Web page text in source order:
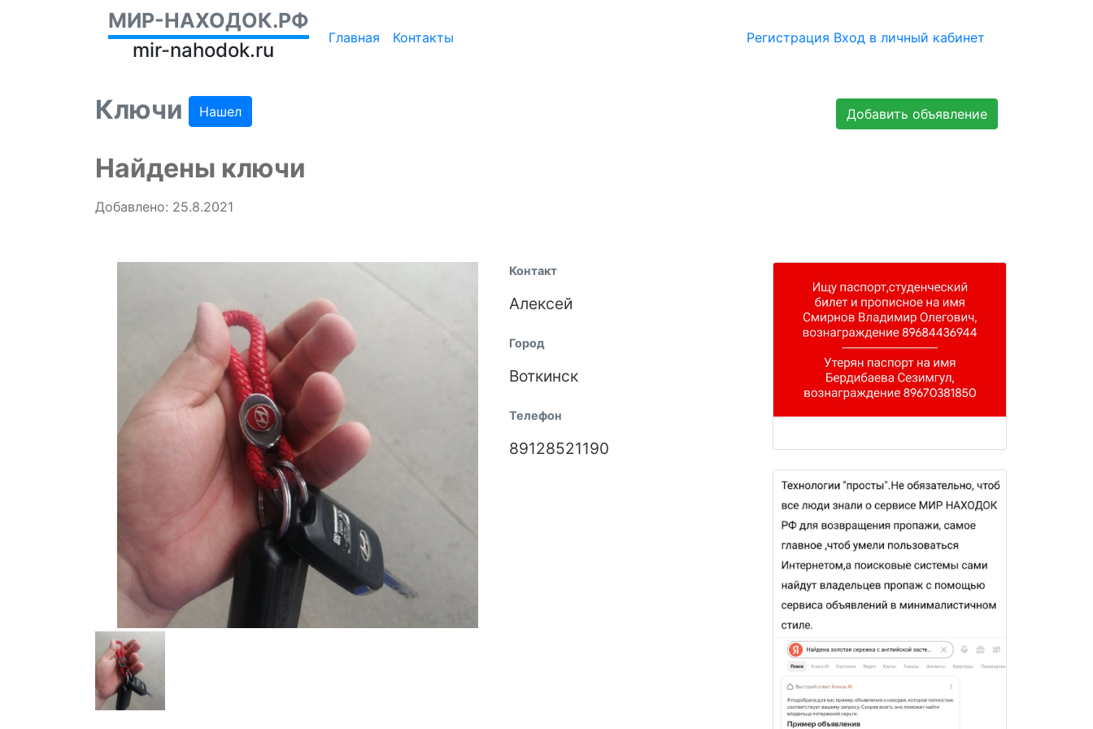
МИР-НАХОДОК.РФ
mir-nahodok.ru
Главная Контакты Регистрация Вход в личный кабинет
Ключи Нашел Добавить объявление
Найдены ключи
Добавлено: 25.8.2021
Контакт
Алексей
Город
Воткинск
Телефон
89128521190